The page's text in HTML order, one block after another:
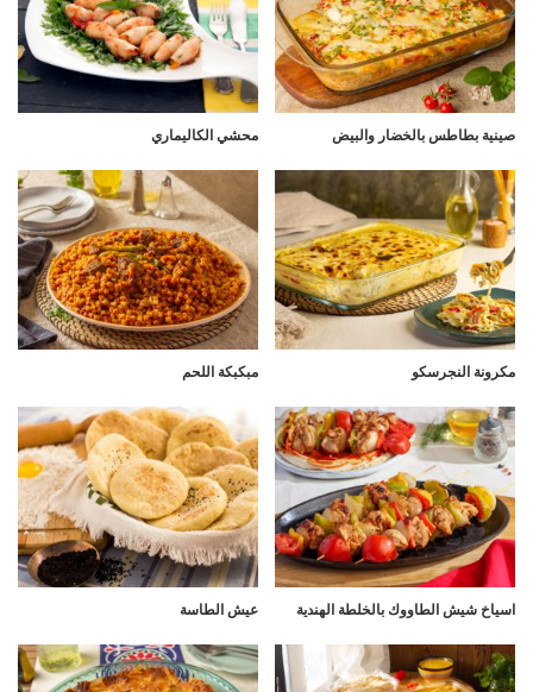
صينية بطاطس بالخضار والبيض محشي الكاليماري
مكرونة النجرسكو مبكبكة اللحم
اسياخ شيش الطاووك بالخلطة الهندية عيش الطاسة